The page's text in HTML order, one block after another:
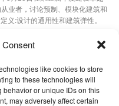
like cookies to store
to these technologies will
behavior or unique IDs on this
may adversely affect certain
业者，讨论预制、模块化建筑和
义:设计的通用性和建筑弹性。